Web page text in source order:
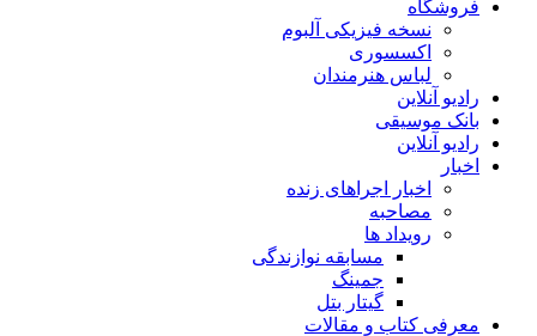
فروشگاه
نسخه فیزیکی آلبوم
اکسسوری
لباس هنرمندان
رادیو آنلاین
بانک موسیقی
رادیو آنلاین
اخبار
اخبار اجراهای زنده
مصاحبه
رویداد ها
مسابقه نوازندگی
جمینگ
گیتار بتل
معرفی کتاب و مقالات